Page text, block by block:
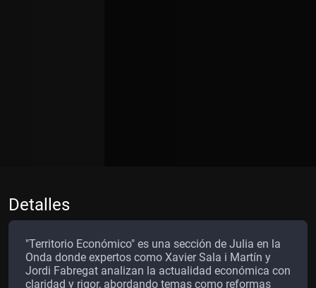
Detalles
"Territorio Económico" es una sección de Julia en la
Onda donde expertos como Xavier Sala i Martín y
Jordi Fabregat analizan la actualidad económica con
claridad y rigor, abordando temas como reformas